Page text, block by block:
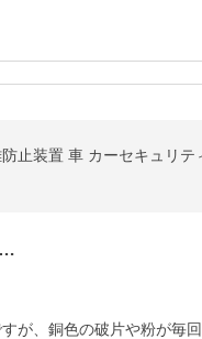
止装置 車 カーセキュリ
…
が、銅色の破片や粉が毎回